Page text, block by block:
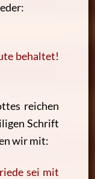
behaltet!
reichen
Schrift
wir mit:
sei mit